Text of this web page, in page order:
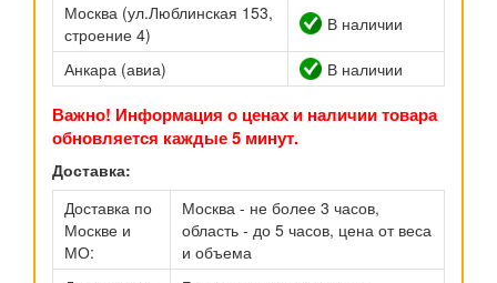
Москва (ул.Люблинская 153,
строение 4)
В наличии
Анкара (авиа) В наличии
Важно! Информация о ценах и наличии товара
обновляется каждые 5 минут.
Доставка:
Доставка по
Москве и
МО:
Москва - не более 3 часов,
область - до 5 часов, цена от веса
и объема